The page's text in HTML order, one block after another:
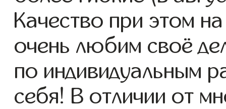
Качество при этом
очень любим своё
по индивидуальным
себя! В отличии от